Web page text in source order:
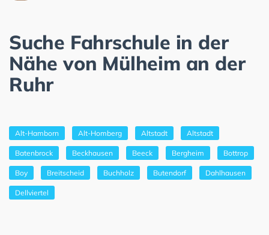
Suche Fahrschule in der
Nähe von Mülheim an der
Ruhr
Alt-Hamborn Alt-Homberg Altstadt Altstadt
Batenbrock Beckhausen Beeck Bergheim Bottrop
Boy Breitscheid Buchholz Butendorf Dahlhausen
Dellviertel